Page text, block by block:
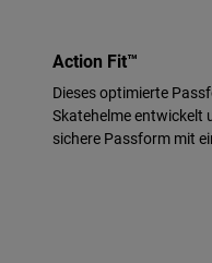
Action Fit™
Dieses optimierte
Skatehelme entwickelt
sichere Passform mit